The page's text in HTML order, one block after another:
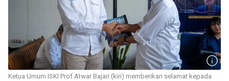
Ketua Umum ISKI Prof Atwar Bajari (kiri) memberikan selamat kepada